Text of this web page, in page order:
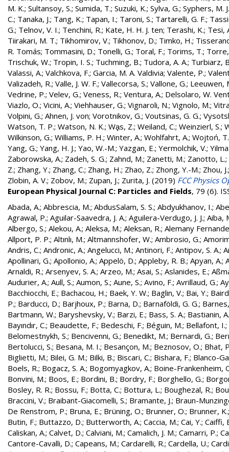
M. K.; Sultansoy, S.; Sumida, T.; Suzuki, K.; Sylva, G.; Syphers, M. J.
C.; Tanaka, J.; Tang, K.; Tapan, I.; Taroni, S.; Tartarelli, G. F.;
G.; Telnov, V. I.; Tenchini, R.; Kate, H. H. J. ten; Terashi, K.; Tesi,
Tiirakari, M. T.; Tikhomirov, V.; Tikhonov, D.; Timko, H.;
R. Tomás; Tommasini, D.; Tonelli, G.; Toral, F.; Torims, T.;
Trischuk, W.; Tropin, I. S.; Tuchming, B.; Tudora, A. A.; Turbiarz,
Valassi, A.; Valchkova, F.; Garcia, M. A. Valdivia; Valente, P.;
Valizadeh, R.; Valle, J. W. F.; Vallecorsa, S.; Vallone, G.; Leeuwen,
Vedrine, P.; Velev, G.; Veness, R.; Ventura, A.; Delsolaro, W.
Viazlo, O.; Vicini, A.; Viehhauser, G.; Vignaroli, N.; Vignolo, M.;
Volpini, G.; Ahnen, J. von; Vorotnikov, G.; Voutsinas, G. G.;
Watson, T. P.; Watson, N. K.; Wa̧s, Z.; Weiland, C.; Weinzierl, S.;
Wilkinson, G.; Williams, P. H.; Winter, A.; Wohlfahrt, A.; Wojtoń, T.
Yang, G.; Yang, H. J.; Yao, W.-M.; Yazgan, E.; Yermolchik, V.;
Zaborowska, A.; Zadeh, S. G.; Zahnd, M.; Zanetti, M.; Zanotto, L.;
Z.; Zhang, Y.; Zhang, C.; Zhang, H.; Zhao, Z.; Zhong, Y.-M.; Zhou, J.
Zlobin, A. V.; Zobov, M.; Zupan, J.; Zurita, J. (2019) FCC Physics
European Physical Journal C: Particles and Fields, 79 (6).
Abada, A.; Abbrescia, M.; AbdusSalam, S. S.; Abdyukhanov, I.;
Agrawal, P.; Aguilar-Saavedra, J. A.; Aguilera-Verdugo, J. J.; Aiba,
Albergo, S.; Alekou, A.; Aleksa, M.; Aleksan, R.; Alemany
Allport, P. P.; Altınlı, M.; Altmannshofer, W.; Ambrosio, G.;
Andris, C.; Andronic, A.; Angelucci, M.; Antinori, F.; Antipov, S. A.;
Apollinari, G.; Apollonio, A.; Appelö, D.; Appleby, R. B.; Apyan, A.;
Arnaldi, R.; Arsenyev, S. A.; Arzeo, M.; Asai, S.; Aslanides, E.;
Audurier, A.; Aull, S.; Aumon, S.; Aune, S.; Avino, F.; Avrillaud, G.;
Bacchiocchi, E.; Bachacou, H.; Baek, Y. W.; Baglin, V.; Bai, Y.;
P.; Barducci, D.; Barjhoux, P.; Barna, D.; Barnaföldi, G. G.;
Bartmann, W.; Baryshevsky, V.; Barzi, E.; Bass, S. A.; Bastianin, A.
Bayındır, C.; Beaudette, F.; Bedeschi, F.; Béguin, M.; Bellafont, I.;
Belomestnykh, S.; Bencivenni, G.; Benedikt, M.; Bernardi, G.;
Bertolucci, S.; Besana, M. I.; Besançon, M.; Beznosov, O.; Bhat,
Biglietti, M.; Bilei, G. M.; Bilki, B.; Biscari, C.; Bishara, F.; Blanco-
Boels, R.; Bogacz, S. A.; Bogomyagkov, A.; Boine-Frankenheim,
Bonvini, M.; Boos, E.; Bordini, B.; Bordry, F.; Borghello, G.;
Bosley, R. R.; Bossu, F.; Botta, C.; Bottura, L.; Boughezal, R.;
Braccini, V.; Braibant-Giacomelli, S.; Bramante, J.; Braun-
De Renstrom, P.; Bruna, E.; Brüning, O.; Brunner, O.; Brunner, K.
Butin, F.; Buttazzo, D.; Butterworth, A.; Caccia, M.; Cai, Y.; Caiffi,
Caliskan, A.; Calvet, D.; Calviani, M.; Camalich, J. M.; Camarri, P.;
Cantore-Cavalli, D.; Capeans, M.; Cardarelli, R.; Cardella, U.;